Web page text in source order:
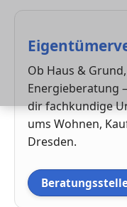
Ob Haus &
Energieberatung
dir fachkundige
ums Wohnen,
Dresden.